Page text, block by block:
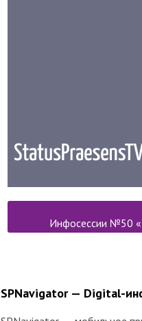
Инфосессии №50
SPNavigator — Digital-